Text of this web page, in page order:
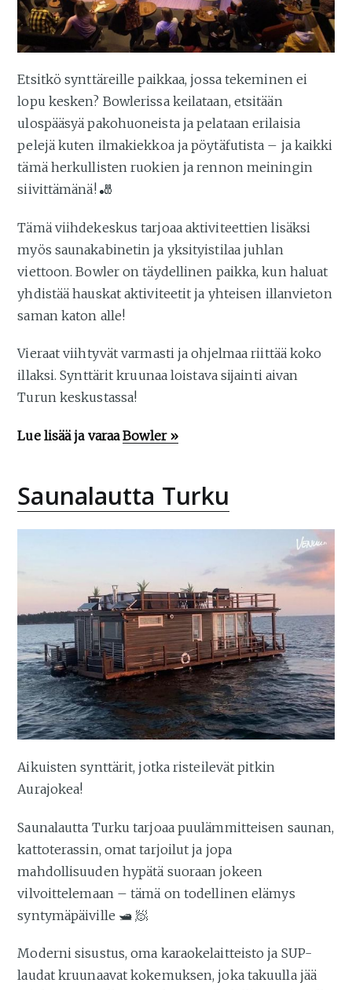
Etsitkö synttäreille paikkaa, jossa tekeminen ei
lopu kesken? Bowlerissa keilataan, etsitään
ulospääsyä pakohuoneista ja pelataan erilaisia
pelejä kuten ilmakiekkoa ja pöytäfutista – ja kaikki
tämä herkullisten ruokien ja rennon meiningin
siivittämänä! 🎳
Tämä viihdekeskus tarjoaa aktiviteettien lisäksi
myös saunakabinetin ja yksityistilaa juhlan
viettoon. Bowler on täydellinen paikka, kun haluat
yhdistää hauskat aktiviteetit ja yhteisen illanvieton
saman katon alle!
Vieraat viihtyvät varmasti ja ohjelmaa riittää koko
illaksi. Synttärit kruunaa loistava sijainti aivan
Turun keskustassa!
Lue lisää ja varaaBowler »
Saunalautta Turku
Aikuisten synttärit, jotka risteilevät pitkin
Aurajokea!
Saunalautta Turku tarjoaa puulämmitteisen saunan,
kattoterassin, omat tarjoilut ja jopa
mahdollisuuden hypätä suoraan jokeen
vilvoittelemaan – tämä on todellinen elämys
syntymäpäiville 🛥️ 🧖
Moderni sisustus, oma karaokelaitteisto ja SUP-
laudat kruunaavat kokemuksen, joka takuulla jää